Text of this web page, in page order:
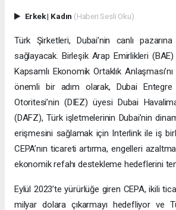
Erkek| Kadın (Haberi Sesli Oku)
Türk Şirketleri, Dubai’nin canlı
sağlayacak. Birleşik Arap Emirlikleri
Kapsamlı Ekonomik Ortaklık
önemli bir adım olarak, Dubai Entegre
Otoritesi’nin (DIEZ) üyesi Dubai
(DAFZ), Türk işletmelerinin Dubai’nin
erişmesini sağlamak için Interlink ile iş
CEPA’nın ticareti artırma, engelleri
ekonomik refahı destekleme hedeflerini
Eylül 2023’te yürürlüğe giren CEPA, ikili
milyar dolara çıkarmayı hedefliyor ve